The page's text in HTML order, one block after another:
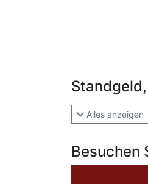
Alles anzeigen
Besuchen